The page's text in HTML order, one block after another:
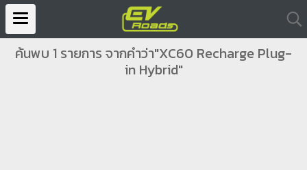
ค้นพบ 1 รายการ จากคำว่า"XC60 Recharge Plug-
in Hybrid"